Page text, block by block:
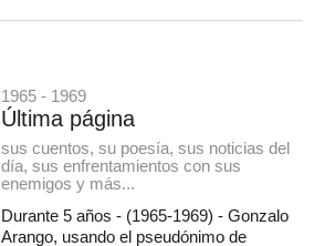
1965 - 1969
Última página
sus cuentos, su poesía, sus noticias del
día, sus enfrentamientos con sus
enemigos y más...
Durante 5 años - (1965-1969) - Gonzalo
Arango, usando el pseudónimo de